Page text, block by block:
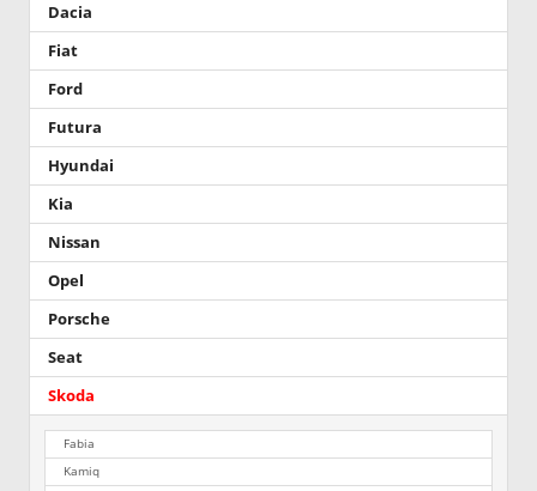
Dacia
Fiat
Ford
Futura
Hyundai
Kia
Nissan
Opel
Porsche
Seat
Skoda
Fabia
Kamiq